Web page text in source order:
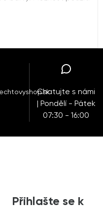
Chatujte s námi
| Pondělí - Pátek
07:30 - 16:00
Přihlašte se k